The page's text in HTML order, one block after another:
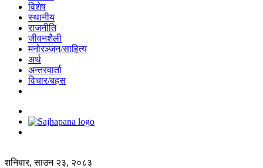
विशेष
स्थानीय
राजनीति
जीवनशैली
मनोरञ्जन/साहित्य
अर्थ
अन्तरवार्ता
विचार/बहस
शनिबार, साउन २३, २०८३